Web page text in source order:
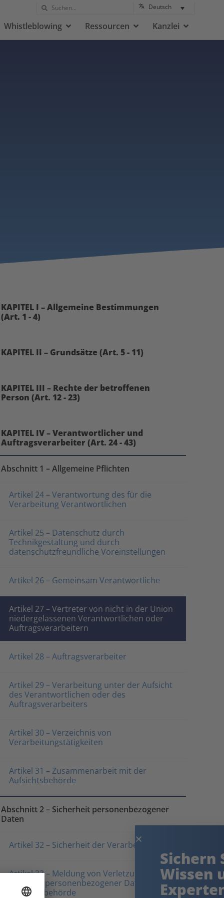
Deutsch
Whistleblowing Ressourcen Kanzlei
KAPITEL I – Allgemeine Bestimmungen
(Art. 1 - 4)
KAPITEL II – Grundsätze (Art. 5 - 11)
KAPITEL III – Rechte der betroffenen
Person (Art. 12 - 23)
KAPITEL IV – Verantwortlicher und
Auftragsverarbeiter (Art. 24 - 43)
Abschnitt 1 – Allgemeine Pflichten
Artikel 24 – Verantwortung des für die
Verarbeitung Verantwortlichen
Artikel 25 – Datenschutz durch
Technikgestaltung und durch
datenschutzfreundliche Voreinstellungen
Artikel 26 – Gemeinsam Verantwortliche
Artikel 27 – Vertreter von nicht in der Union
niedergelassenen Verantwortlichen oder
Auftragsverarbeitern
Artikel 28 – Auftragsverarbeiter
Artikel 29 – Verarbeitung unter der Aufsicht
des Verantwortlichen oder des
Auftragsverarbeiters
Artikel 30 – Verzeichnis von
Verarbeitungstätigkeiten
Artikel 31 – Zusammenarbeit mit der
Aufsichtsbehörde
Abschnitt 2 – Sicherheit personenbezogener
Daten
Artikel 32 – Sicherheit der Verarbeitung
Artikel 33 – Meldung von Verletzungen des
Schutzes personenbezogener Daten an die
Aufsichtsbehörde
Sichern Sie sich das
Wissen unserer
Experten!